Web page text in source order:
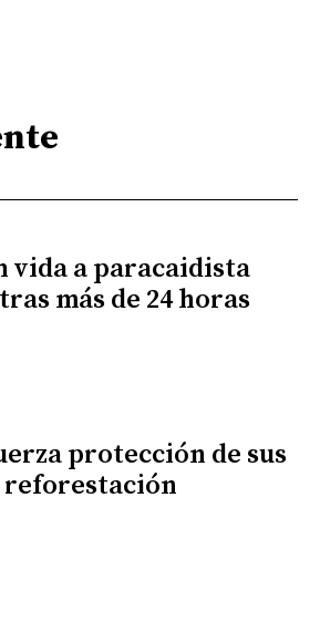
vida a paracaidista
más de 24 horas
protección de sus
reforestación